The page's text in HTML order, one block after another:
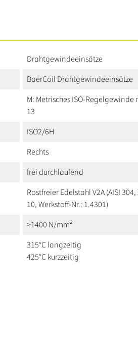
Drahtgewindeeinsätze
BaerCoil Drahtgewindeeinsätze
M: Metrisches ISO-Regelgewinde
13
ISO2/6H
Rechts
frei durchlaufend
Rostfreier Edelstahl V2A (AISI
10, Werkstoff-Nr.: 1.4301)
>1400 N/mm²
315°C langzeitig
425°C kurzzeitig